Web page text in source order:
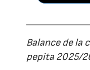
Balance de la
pepita 2025/